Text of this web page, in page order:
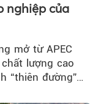
nghiệp của
mở từ APEC
lượng cao
“thiên đường”